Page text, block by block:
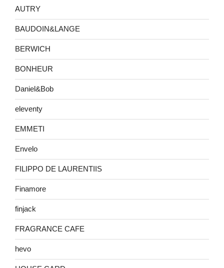
AUTRY
BAUDOIN&LANGE
BERWICH
BONHEUR
Daniel&Bob
eleventy
EMMETI
Envelo
FILIPPO DE LAURENTIIS
Finamore
finjack
FRAGRANCE CAFE
hevo